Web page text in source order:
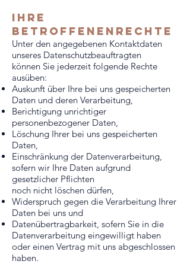
ihre
betroffenenrechte
Unter den angegebenen Kontaktdaten
unseres Datenschutzbeauftragten
können Sie jederzeit folgende Rechte
ausüben:
Auskunft über Ihre bei uns gespeicherten
Daten und deren Verarbeitung,
Berichtigung unrichtiger
personenbezogener Daten,
Löschung Ihrer bei uns gespeicherten
Daten,
Einschränkung der Datenverarbeitung,
sofern wir Ihre Daten aufgrund
gesetzlicher Pflichten
noch nicht löschen dürfen,
Widerspruch gegen die Verarbeitung Ihrer
Daten bei uns und
Datenübertragbarkeit, sofern Sie in die
Datenverarbeitung eingewilligt haben
oder einen Vertrag mit uns abgeschlossen
haben.